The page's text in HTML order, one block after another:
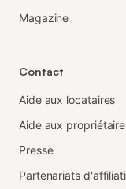
Magazine
Contact
Aide aux locataires
Aide aux
Presse
Partenariats